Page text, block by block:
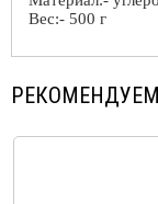
Вес:- 500 г